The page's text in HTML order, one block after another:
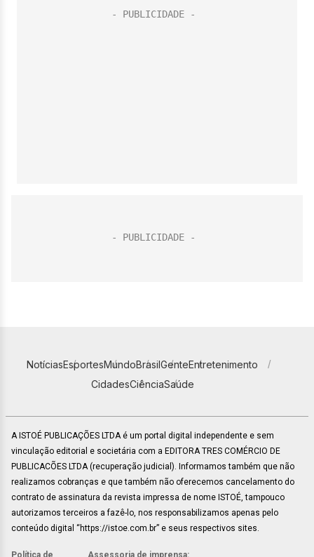
NotíciasEsportesMundoBrasilGenteEntretenimento
CidadesCiênciaSaúde
A ISTOÉ PUBLICAÇÕES LTDA é um portal digital independente e sem
vinculação editorial e societária com a EDITORA TRES COMÉRCIO DE
PUBLICACÕES LTDA (recuperação judicial). Informamos também que não
realizamos cobranças e que também não oferecemos cancelamento do
contrato de assinatura da revista impressa de nome ISTOÉ, tampouco
autorizamos terceiros a fazê-lo, nos responsabilizamos apenas pelo
conteúdo digital “https://istoe.com.br” e seus respectivos sites.
Política de Assessoria de imprensa: